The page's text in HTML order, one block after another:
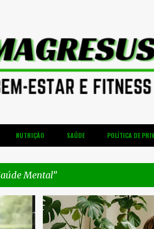
NUTRIÇÃO SAÚDE POLÍTICA DE
Mental
+5 APRENDIZADO E MEMÓRIA BEM-